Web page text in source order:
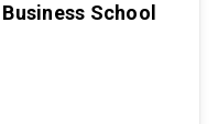
School